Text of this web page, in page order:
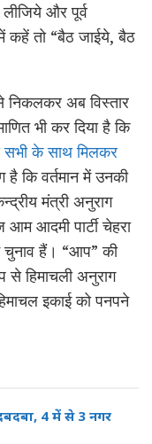
और पूर्व
में कहें तो “बैठ जाईये, बैठ
निकलकर अब विस्तार
भी कर दिया है कि
सभी के साथ मिलकर
है कि वर्तमान में उनकी
मंत्री अनुराग
आदमी पार्टी चेहरा
चुनाव हैं। “आप” की
से हिमाचली अनुराग
इकाई को पनपने
4 में से 3 नगर